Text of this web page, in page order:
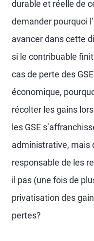
durable et réelle de
demander pourquoi
avancer dans cette
si le contribuable
cas de perte des
économique,
récolter les gains
les GSE
administrative, mais
responsable de les
il pas (une fois de
privatisation des
pertes?